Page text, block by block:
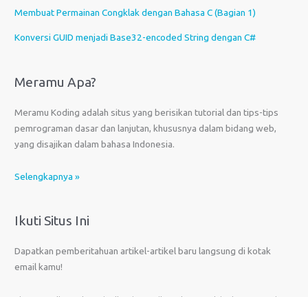
Membuat Permainan Congklak dengan Bahasa C (Bagian 1)
Konversi GUID menjadi Base32-encoded String dengan C#
Meramu Apa?
Meramu Koding adalah situs yang berisikan tutorial dan tips-tips
pemrograman dasar dan lanjutan, khususnya dalam bidang web,
yang disajikan dalam bahasa Indonesia.
Selengkapnya »
Ikuti Situs Ini
Dapatkan pemberitahuan artikel-artikel baru langsung di kotak
email kamu!